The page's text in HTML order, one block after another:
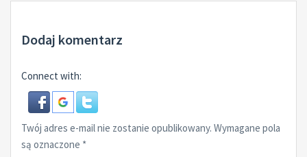
Dodaj komentarz
Connect with:
Twój adres e-mail nie zostanie opublikowany. Wymagane pola
są oznaczone *